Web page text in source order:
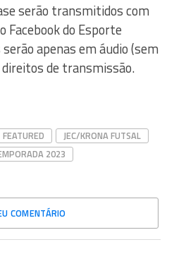
serão transmitidos com
Facebook do Esporte
apenas em áudio (sem
de transmissão.
FEATURED
JEC/KRONA FUTSAL
2023
COMENTÁRIO